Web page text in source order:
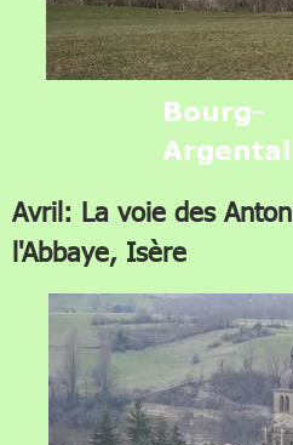
Bourg-
Argental
Avril: La voie des
l'Abbaye, Isère